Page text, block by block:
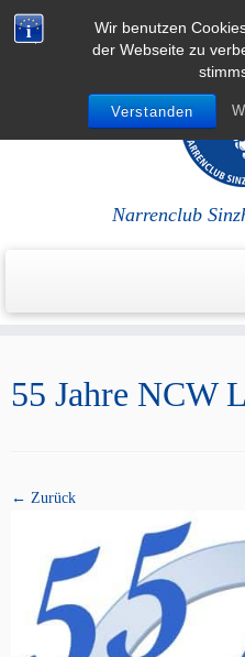
Wir benutzen
der Webseite zu
Verstanden
springen
Narrenclub
55 Jahre NCW
← Zurück